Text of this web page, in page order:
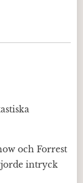
och Forrest
intryck